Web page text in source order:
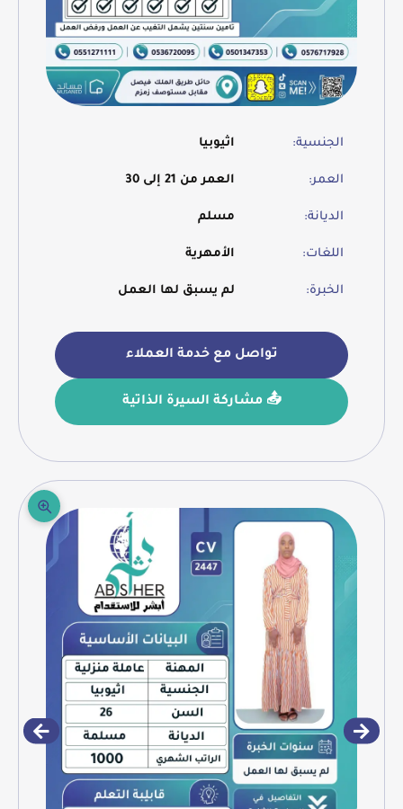
الجنسية: اثيوبيا
العمر: العمر من 21 إلى 30
الديانة: مسلم
اللغات: الأمهرية
الخبرة: لم يسبق لها العمل
تواصل مع خدمة العملاء
📤 مشاركة السيرة الذاتية